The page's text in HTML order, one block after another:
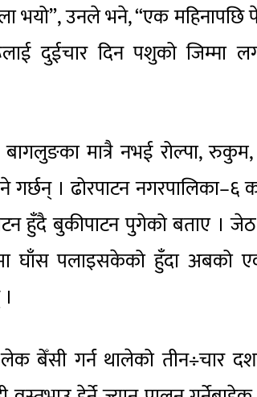
भयो”, उनले भने, “एक
दुईचार दिन पशुको जिम्मा
बागलुङका मात्रै नभई रोल्पा,
। ढोरपाटन
हुँदै बुकीपाटन पुगेको बताए ।
पलाइसकेको हुँदा अबको
बेँसी गर्न थालेको तीन÷चार